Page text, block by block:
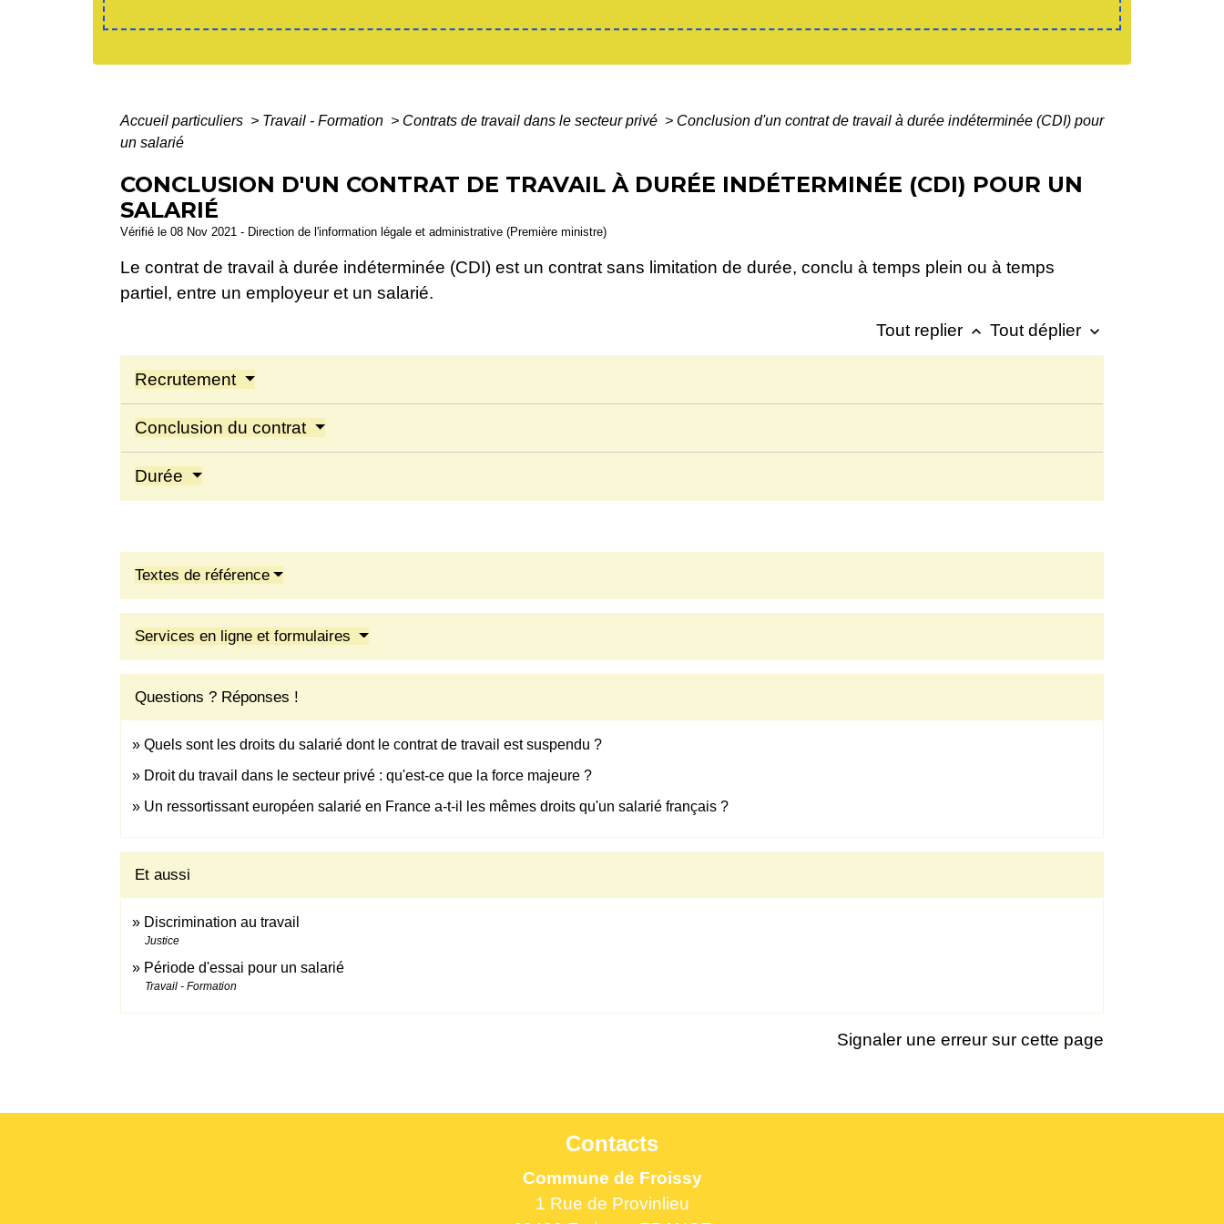
Accueil particuliers > Travail - Formation > Contrats de travail dans le secteur privé > Conclusion d'un contrat de travail à durée indéterminée (CDI) pour
un salarié
CONCLUSION D'UN CONTRAT DE TRAVAIL À DURÉE INDÉTERMINÉE (CDI) POUR UN
SALARIÉ
Vérifié le 08 Nov 2021 - Direction de l'information légale et administrative (Première ministre)
Le contrat de travail à durée indéterminée (CDI) est un contrat sans limitation de durée, conclu à temps plein ou à temps
partiel, entre un employeur et un salarié.
Tout replier keyboard_arrow_up Tout déplier keyboard_arrow_down
Recrutement
Conclusion du contrat
Durée
Textes de référence
Services en ligne et formulaires
Questions ? Réponses !
Quels sont les droits du salarié dont le contrat de travail est suspendu ?
Droit du travail dans le secteur privé : qu'est-ce que la force majeure ?
Un ressortissant européen salarié en France a-t-il les mêmes droits qu'un salarié français ?
Et aussi
Discrimination au travail
Justice
Période d'essai pour un salarié
Travail - Formation
Signaler une erreur sur cette page
Contacts
Commune de Froissy
1 Rue de Provinlieu